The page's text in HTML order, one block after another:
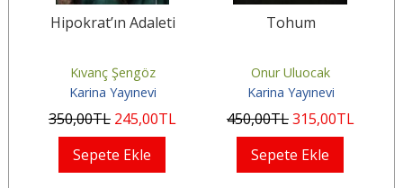
Hipokrat’ın Adaleti
Kıvanç Şengöz
Karina Yayınevi
350,00TL 245,00TL
Sepete Ekle
Tohum
Onur Uluocak
Karina Yayınevi
450,00TL315,00TL
Sepete Ekle